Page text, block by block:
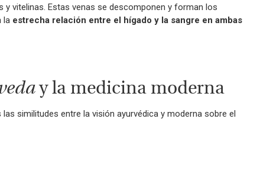
y vitelinas. Estas venas se descomponen y forman los
laestrecha relación entre el hígado y la sangre en ambas
y la medicina moderna
similitudes entre la visión ayurvédica y moderna sobre el